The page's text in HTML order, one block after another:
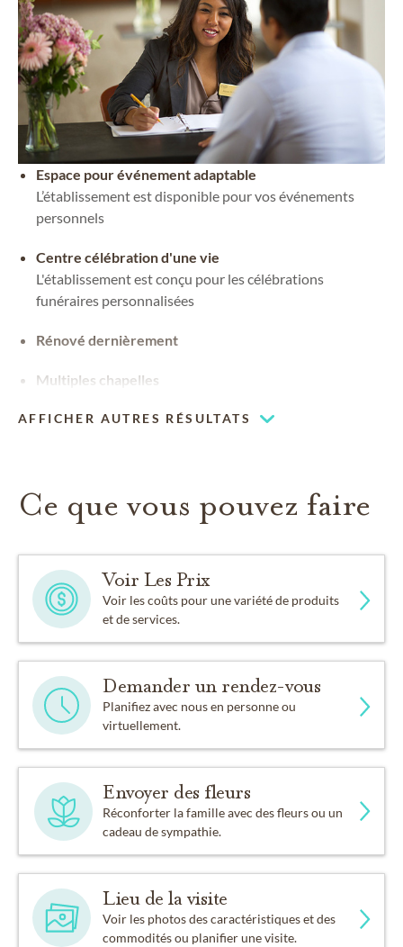
Espace pour événement adaptable
L’établissement est disponible pour vos événements
personnels
Centre célébration d'une vie
L'établissement est conçu pour les célébrations
funéraires personnalisées
Rénové dernièrement
Multiples chapelles
Animaux admis
AFFICHER AUTRES RÉSULTATS
Ce que vous pouvez faire
Voir Les Prix
Voir les coûts pour une variété de produits
et de services.
Demander un rendez-vous
Planifiez avec nous en personne ou
virtuellement.
Envoyer des fleurs
Réconforter la famille avec des fleurs ou un
cadeau de sympathie.
Lieu de la visite
Voir les photos des caractéristiques et des
commodités ou planifier une visite.